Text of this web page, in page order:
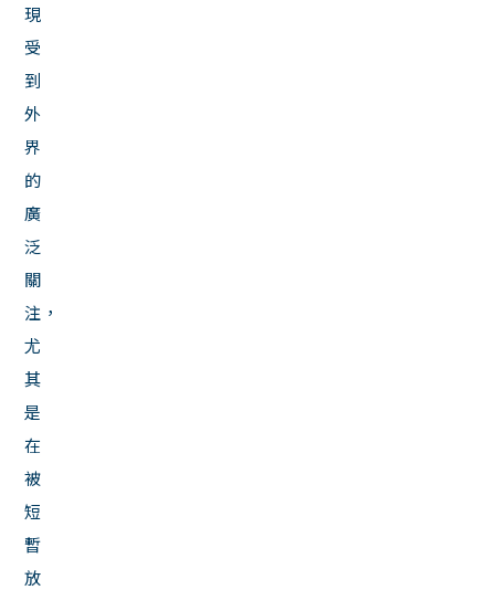
現
受
到
外
界
的
廣
泛
關
注，
尤
其
是
在
被
短
暫
放